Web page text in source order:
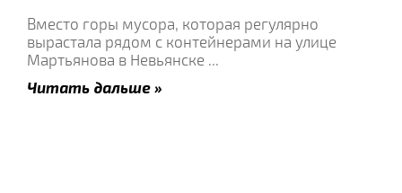
Вместо горы мусора, которая регулярно
вырастала рядом с контейнерами на улице
Мартьянова в Невьянске ...
Читать дальше »